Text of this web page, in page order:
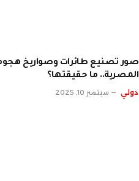
صور تصنيع طائرات وصواريخ
المصرية.. ما حقيقتها؟
دولي سبتمبر 10, 2025